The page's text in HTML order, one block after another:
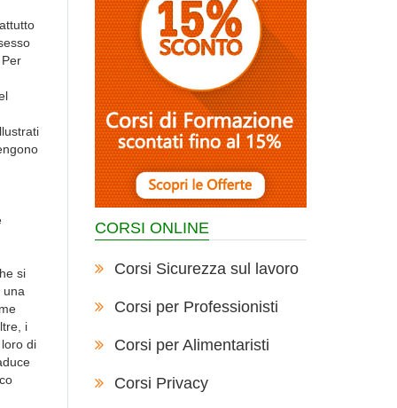
si
una
i
di
CORSI ONLINE
Corsi Sicurezza sul lavoro
Corsi per Professionisti
Corsi per Alimentaristi
Corsi Privacy